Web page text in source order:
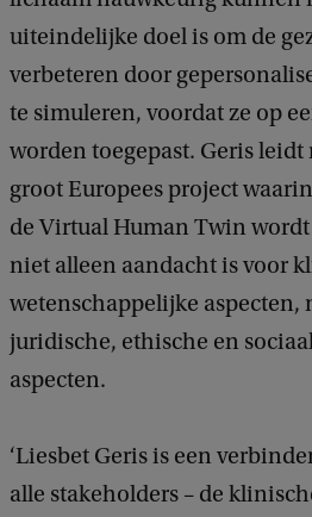
uiteindelijke doel is om de
verbeteren door
te simuleren, voordat ze op
worden toegepast. Geris
groot Europees project
de Virtual Human Twin
niet alleen aandacht is voor
wetenschappelijke aspecten,
juridische, ethische en
aspecten.
‘Liesbet Geris is een
alle stakeholders – de